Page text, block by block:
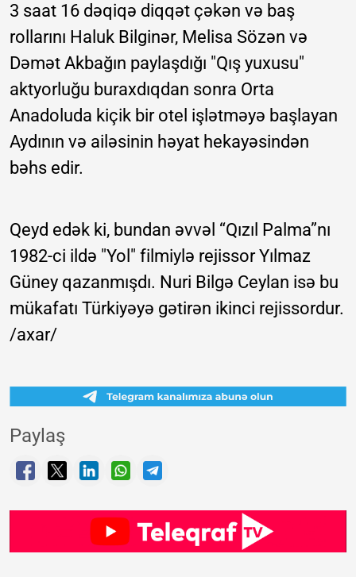
3 saat 16 dəqiqə diqqət çəkən və baş
rollarını Haluk Bilginər, Melisa Sözən və
Dəmət Akbağın paylaşdığı "Qış yuxusu"
aktyorluğu buraxdıqdan sonra Orta
Anadoluda kiçik bir otel işlətməyə başlayan
Aydının və ailəsinin həyat hekayəsindən
bəhs edir.
Qeyd edək ki, bundan əvvəl “Qızıl Palma”nı
1982-ci ildə "Yol" filmiylə rejissor Yılmaz
Güney qazanmışdı. Nuri Bilgə Ceylan isə bu
mükafatı Türkiyəyə gətirən ikinci rejissordur.
/axar/
Paylaş